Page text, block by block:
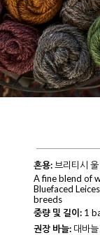
혼용:브리티시
A fine blend of
Bluefaced
breeds
중량 및 길이: 1
권장 바늘: 대바